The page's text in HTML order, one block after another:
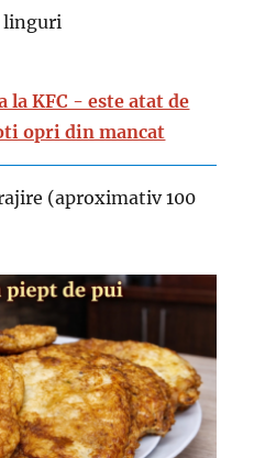
linguri
la KFC - este atat de
opri din mancat
(aproximativ 100